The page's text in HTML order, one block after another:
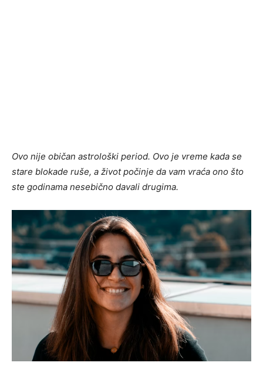
Ovo nije običan astrološki period. Ovo je vreme kada se
stare blokade ruše, a život počinje da vam vraća ono što
ste godinama nesebično davali drugima.